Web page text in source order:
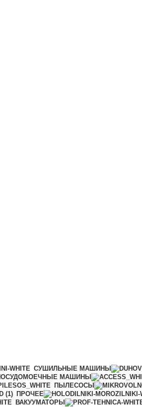
СУШИЛЬНЫЕ МАШИНЫ
МАШИНЫ
ПЫЛЕСОСЫ
ПРОЧЕЕ
ВАКУУМАТОРЫ